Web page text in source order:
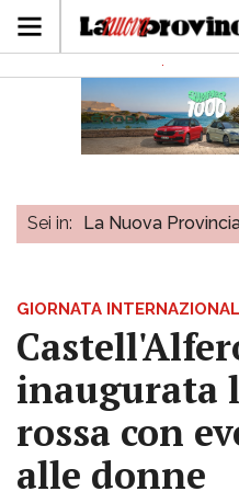
Sei in: La Nuova
GIORNATA
inaugurata
rossa con
alle donne